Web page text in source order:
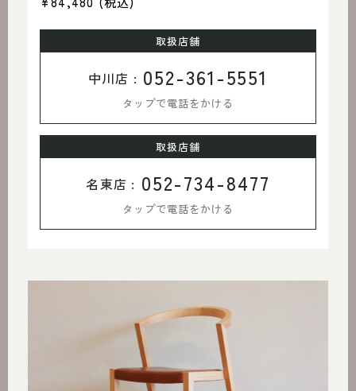
取扱店舗
中川店 : 052-361-5551
タップで電話をかける
取扱店舗
名東店 : 052-734-8477
タップで電話をかける